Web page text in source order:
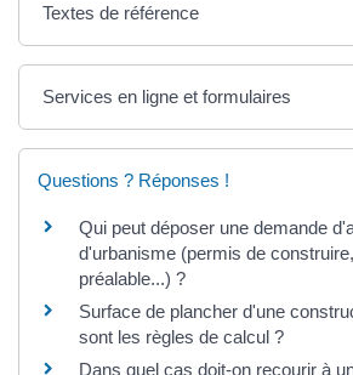
Textes de référence
Services en ligne et formulaires
Questions ? Réponses !
Qui peut déposer une demande
d'urbanisme (permis de
préalable...) ?
Surface de plancher d'une
sont les règles de calcul ?
Dans quel cas doit-on recourir à